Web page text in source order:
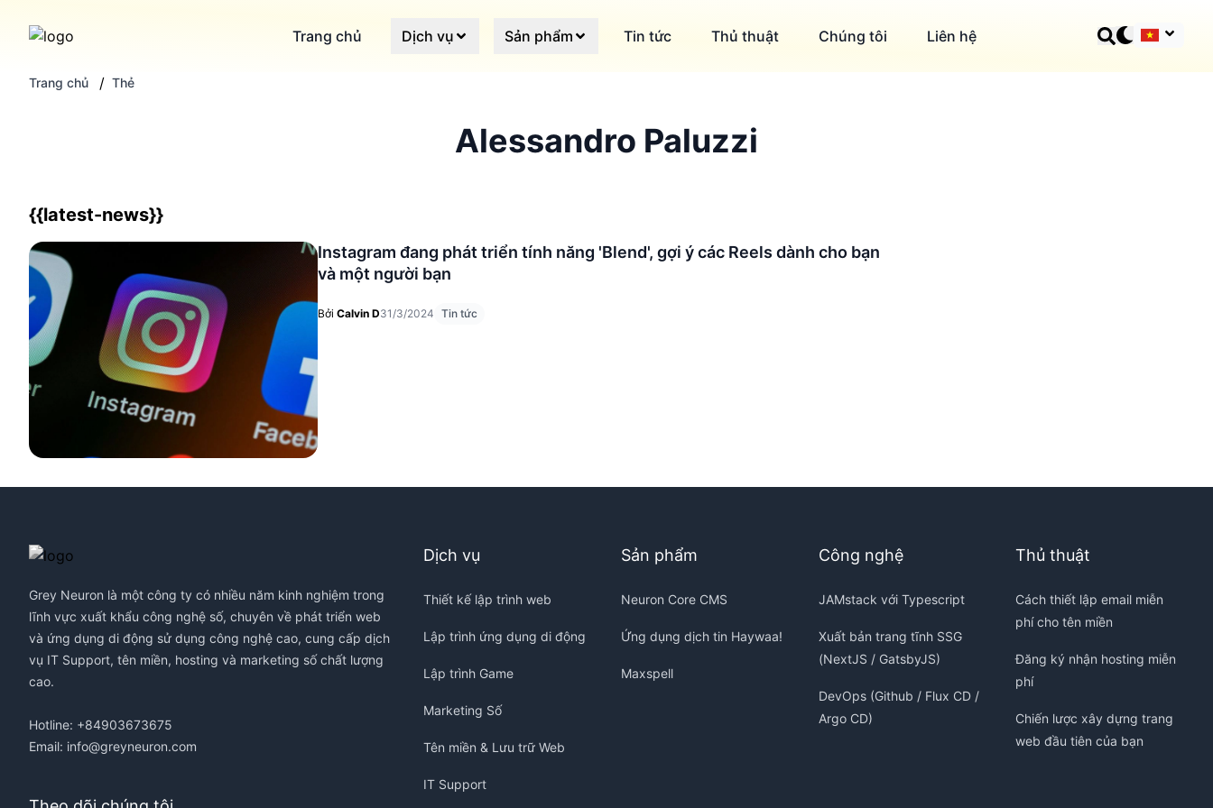
Trang chủ Dịch vụ Sản phẩm Tin tức Thủ thuật Chúng tôi Liên hệ
Trang chủ / Thẻ
Alessandro Paluzzi
{{latest-news}}
Instagram đang phát triển tính năng 'Blend', gợi ý các Reels dành cho bạn
và một người bạn
Bởi Calvin D31/3/2024 Tin tức
Grey Neuron là một công ty có nhiều năm kinh nghiệm trong
lĩnh vực xuất khẩu công nghệ số, chuyên về phát triển web
và ứng dụng di động sử dụng công nghệ cao, cung cấp dịch
vụ IT Support, tên miền, hosting và marketing số chất lượng
cao.
Hotline: +84903673675
Email: info@greyneuron.com
Dịch vụ
Thiết kế lập trình web
Lập trình ứng dụng di động
Lập trình Game
Marketing Số
Tên miền & Lưu trữ Web
IT Support
Sản phẩm
Neuron Core CMS
Ứng dụng dịch tin Haywaa!
Maxspell
Công nghệ
JAMstack với Typescript
Xuất bản trang tĩnh SSG
(NextJS / GatsbyJS)
DevOps (Github / Flux CD /
Argo CD)
Thủ thuật
Cách thiết lập email miễn
phí cho tên miền
Đăng ký nhận hosting miễn
phí
Chiến lược xây dựng trang
web đầu tiên của bạn